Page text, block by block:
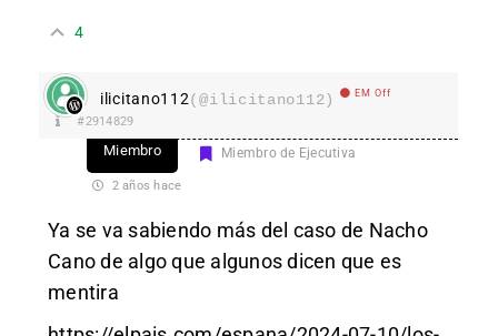
4
ilicitano112(@ilicitano112) EM Off
#2914829
Miembro Miembro de Ejecutiva
2 años hace
Ya se va sabiendo más del caso de Nacho
Cano de algo que algunos dicen que es
mentira